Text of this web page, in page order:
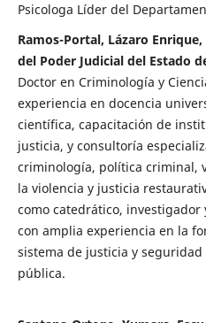
Psicologa Líder del
Ramos-Portal, Lázaro
del Poder Judicial del Estado
Doctor en Criminología y
experiencia en docencia
científica, capacitación de
justicia, y consultoría
criminología, política criminal,
la violencia y justicia
como catedrático,
con amplia experiencia en la
sistema de justicia y seguridad
pública.